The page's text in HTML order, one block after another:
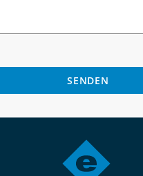
SENDEN